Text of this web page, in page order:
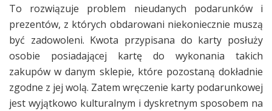
To rozwiązuje problem nieudanych podarunków i
prezentów, z których obdarowani niekoniecznie muszą
być zadowoleni. Kwota przypisana do karty posłuży
osobie posiadającej kartę do wykonania takich
zakupów w danym sklepie, które pozostaną dokładnie
zgodne z jej wolą. Zatem wręczenie karty podarunkowej
jest wyjątkowo kulturalnym i dyskretnym sposobem na